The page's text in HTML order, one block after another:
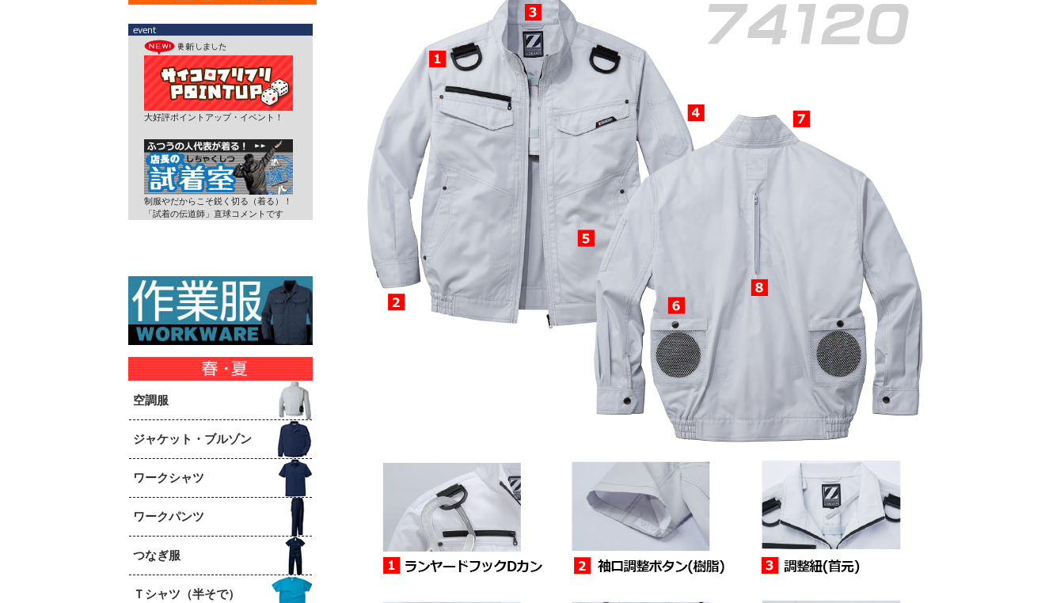
大好評ポイントアップ・イベント！
制服やだからこそ鋭く切る（着る）！
「試着の伝道師」直球コメントです
空調服
ジャケット・ブルゾン
ワークシャツ
ワークパンツ
つなぎ服
Ｔシャツ（半そで）